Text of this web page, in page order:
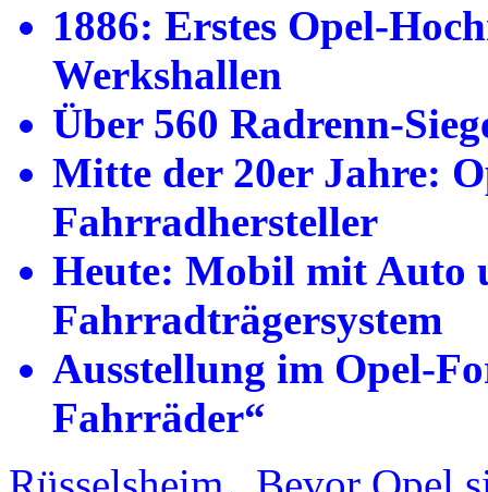
1886: Erstes Opel-
Werkshallen
Über 560 Radrenn-
Mitte der 20er Jahre:
Fahrradhersteller
Heute: Mobil mit Auto
Fahrradträgersystem
Ausstellung im Opel-
Fahrräder“